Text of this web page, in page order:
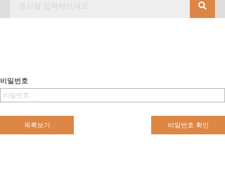
비밀번호
목록보기 비밀번호 확인